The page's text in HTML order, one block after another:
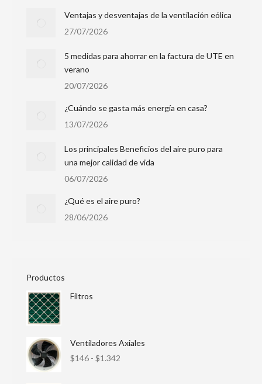
Ventajas y desventajas de la ventilación eólica
27/07/2026
5 medidas para ahorrar en la factura de UTE en
verano
20/07/2026
¿Cuándo se gasta más energía en casa?
13/07/2026
Los principales Beneficios del aire puro para
una mejor calidad de vida
06/07/2026
¿Qué es el aire puro?
28/06/2026
Productos
Filtros
Ventiladores Axiales
$146 - $1.342